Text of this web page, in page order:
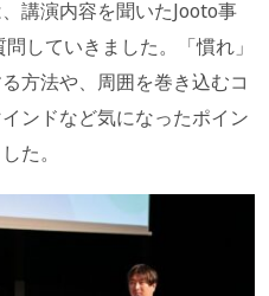
講演内容を聞いたJooto事
していきました。「慣れ」
方法や、周囲を巻き込むコ
ンドなど気になったポイン
た。